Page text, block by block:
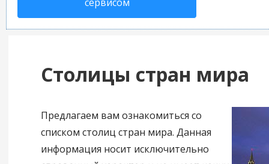
Столицы стран мира
Предлагаем вам ознакомиться со
списком столиц стран мира. Данная
информация носит исключительно